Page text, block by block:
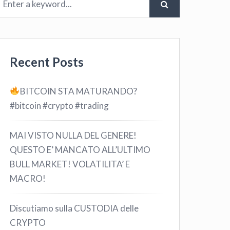
Recent Posts
BITCOIN STA MATURANDO?
#bitcoin #crypto #trading
MAI VISTO NULLA DEL GENERE!
QUESTO E’ MANCATO ALL’ULTIMO
BULL MARKET! VOLATILITA’ E
MACRO!
Discutiamo sulla CUSTODIA delle
CRYPTO